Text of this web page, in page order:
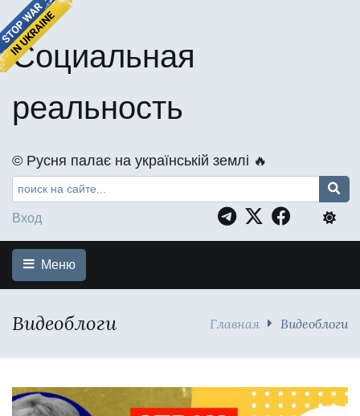
Социальная
реальность
©️ Русня палає на українській землі 🔥
Вход
Меню
Видеоблоги Главная Видеоблоги